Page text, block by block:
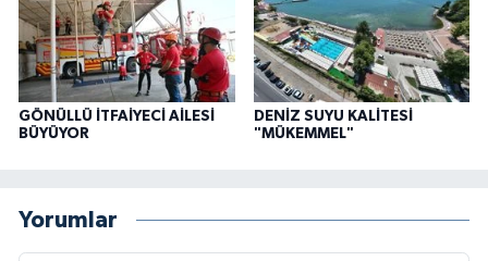
GÖNÜLLÜ İTFAİYECİ AİLESİ
BÜYÜYOR
DENİZ SUYU KALİTESİ
"MÜKEMMEL"
Yorumlar